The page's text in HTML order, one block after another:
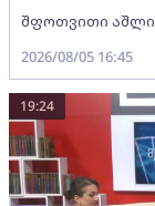
შფოთვითი
2026/08/05 16:45
19:24